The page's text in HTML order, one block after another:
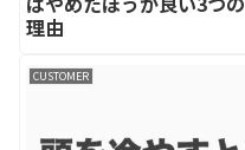
理由
CUSTOMER